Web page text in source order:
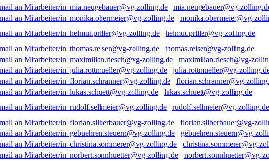
mia.neugebauer@vg-
monika.obermeier@vg-
helmut.priller@vg-zolling.de
thomas.reiser@vg-zolling.de
maximilian.riesch@vg-
julia.rottmueller@vg-
florian.schranner@vg-
lukas.schuett@vg-zolling.de
rudolf.sellmeier@vg-zolling.de
florian.silberbauer@vg-
gebuehren.steuern@vg-
christina.sommerer@vg-
norbert.sonnhuetter@vg-